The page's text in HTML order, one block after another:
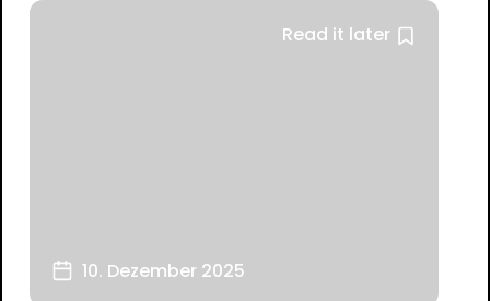
Read it later
10. Dezember 2025